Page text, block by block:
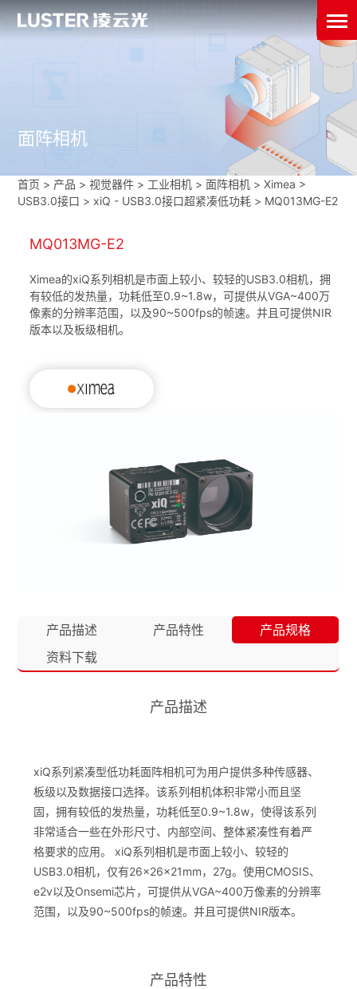
面阵相机
首页 > 产品 > 视觉器件 > 工业相机 >面阵相机 >Ximea >
USB3.0接口 > xiQ - USB3.0接口超紧凑低功耗 > MQ013MG-E2
MQ013MG-E2
Ximea的xiQ系列相机是市面上较小、较轻的USB3.0相机，拥
有较低的发热量，功耗低至0.9~1.8w，可提供从VGA~400万
像素的分辨率范围，以及90~500fps的帧速。并且可提供NIR
版本以及板级相机。
产品描述 产品特性
产品规格
资料下载
产品描述
xiQ系列紧凑型低功耗面阵相机可为用户提供多种传感器、
板级以及数据接口选择。该系列相机体积非常小而且坚
固，拥有较低的发热量，功耗低至0.9~1.8w，使得该系列
非常适合一些在外形尺寸、内部空间、整体紧凑性有着严
格要求的应用。 xiQ系列相机是市面上较小、较轻的
USB3.0相机，仅有26×26×21mm，27g。使用CMOSIS、
e2v以及Onsemi芯片，可提供从VGA~400万像素的分辨率
范围，以及90~500fps的帧速。并且可提供NIR版本。
产品特性